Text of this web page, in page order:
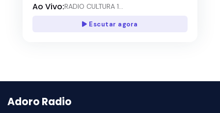
Ao Vivo:RADIO CULTURA 1...
Escutar agora
Adoro Radio